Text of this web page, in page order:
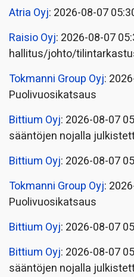
Atria Oyj: 2026-08-07
Raisio Oyj: 2026-08-07
hallitus/johto/
Tokmanni Group Oyj:
Puolivuosikatsaus
Bittium Oyj: 2026-08-07
sääntöjen nojalla
Bittium Oyj: 2026-08-07
Tokmanni Group Oyj:
Puolivuosikatsaus
Bittium Oyj: 2026-08-07
Bittium Oyj: 2026-08-07
sääntöjen nojalla